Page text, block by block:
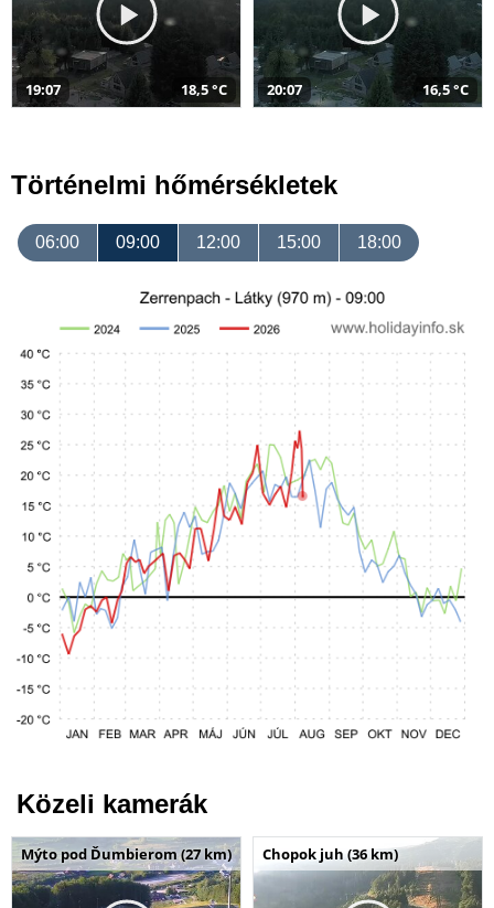
19:07 18,5 °C 20:07 16,5 °C
Történelmi hőmérsékletek
06:00 09:00 12:00 15:00 18:00
Közeli kamerák
Mýto pod Ďumbierom (27 km) Chopok juh (36 km)